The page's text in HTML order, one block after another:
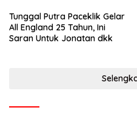
Tunggal Putra Paceklik Gelar
All England 25 Tahun, Ini
Saran Untuk Jonatan dkk